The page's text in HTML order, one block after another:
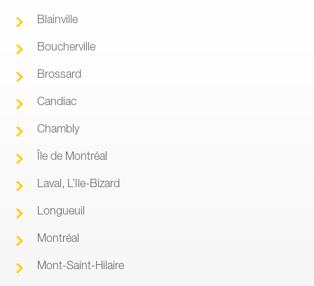
Blainville
Boucherville
Brossard
Candiac
Chambly
Île de Montréal
Laval, L’Ile-Bizard
Longueuil
Montréal
Mont-Saint-Hilaire